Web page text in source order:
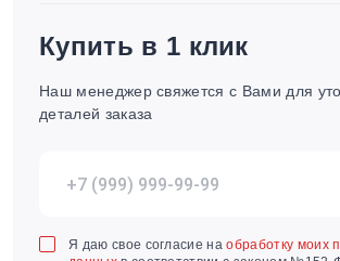
Купить в 1 клик
Наш менеджер свяжется с Вами для
деталей заказа
Я даю свое согласие наобработку моих